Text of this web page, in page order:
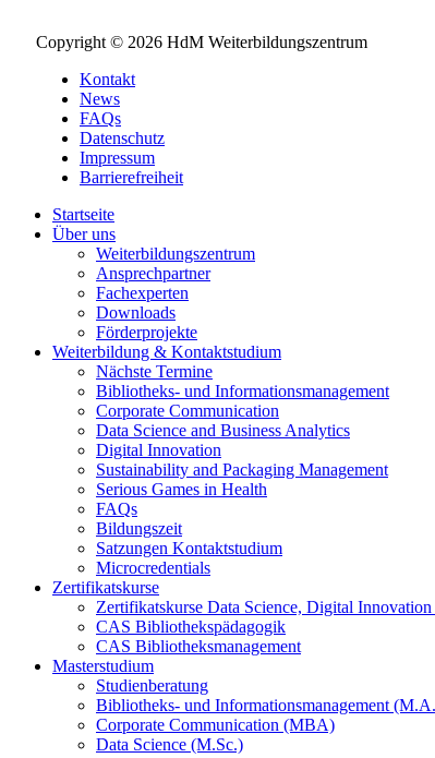
Copyright © 2026 HdM Weiterbildungszentrum
Kontakt
News
FAQs
Datenschutz
Impressum
Barrierefreiheit
Startseite
Über uns
Weiterbildungszentrum
Ansprechpartner
Fachexperten
Downloads
Förderprojekte
Weiterbildung & Kontaktstudium
Nächste Termine
Bibliotheks- und Informationsmanagement
Corporate Communication
Data Science and Business Analytics
Digital Innovation
Sustainability and Packaging Management
Serious Games in Health
FAQs
Bildungszeit
Satzungen Kontaktstudium
Microcredentials
Zertifikatskurse
Zertifikatskurse Data Science, Digital
CAS Bibliothekspädagogik
CAS Bibliotheksmanagement
Masterstudium
Studienberatung
Bibliotheks- und Informationsmanagement
Corporate Communication (MBA)
Data Science (M.Sc.)